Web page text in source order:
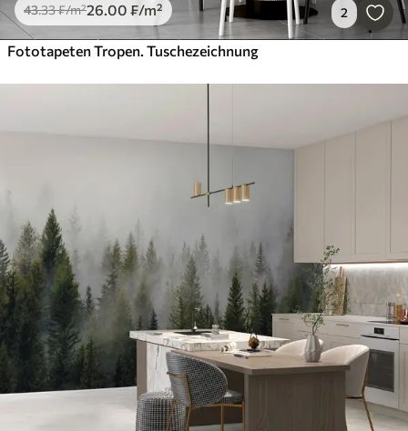
43.33₣/m²26.00 ₣/m² 2
Fototapeten Tropen. Tuschezeichnung